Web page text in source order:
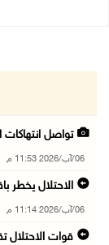
تواصل انتهاكات
06/آب/2026 11:53 م
الاحتلال يخطر باقتلاع
06/آب/2026 11:14 م
قوات